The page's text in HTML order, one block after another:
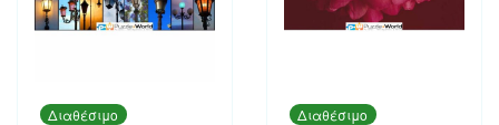
Διαθέσιμο Διαθέσιμο